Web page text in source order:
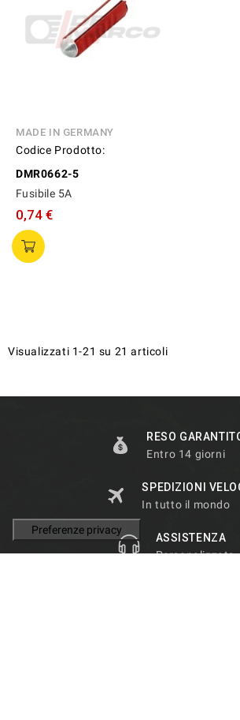
MADE IN GERMANY
Codice Prodotto:
DMR0662-5
Fusibile 5A
0,74 €
Visualizzati 1-21 su 21 articoli
RESO
Entro 14 giorni
SPEDIZIONI
In tutto il mondo
ASSISTENZA
Personalizzata